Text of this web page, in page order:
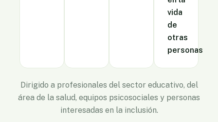
vida
de
otras
personas
Dirigido a profesionales del sector educativo, del
área de la salud, equipos psicosociales y personas
interesadas en la inclusión.